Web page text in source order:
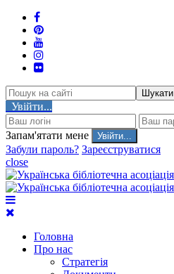
Шукати
Увійти...
Запам'ятати мене
Забули пароль? Зареєструватися
close
Головна
Про нас
Стратегія